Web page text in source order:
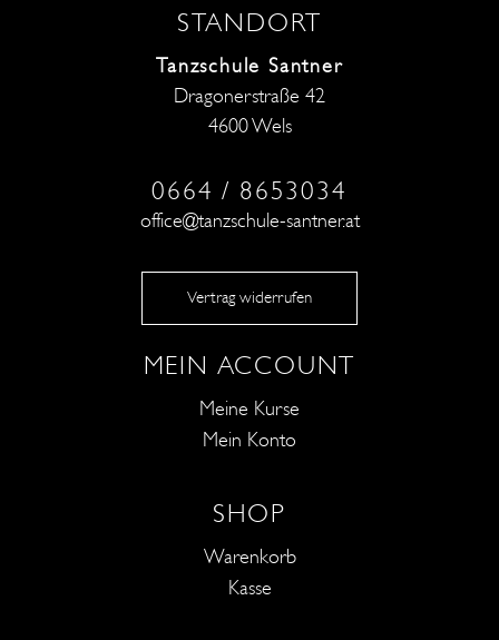
STANDORT
Tanzschule Santner
Dragonerstraße 42
4600 Wels
0664 / 8653034
office@tanzschule-santner.at
Vertrag widerrufen
MEIN ACCOUNT
Meine Kurse
Mein Konto
SHOP
Warenkorb
Kasse